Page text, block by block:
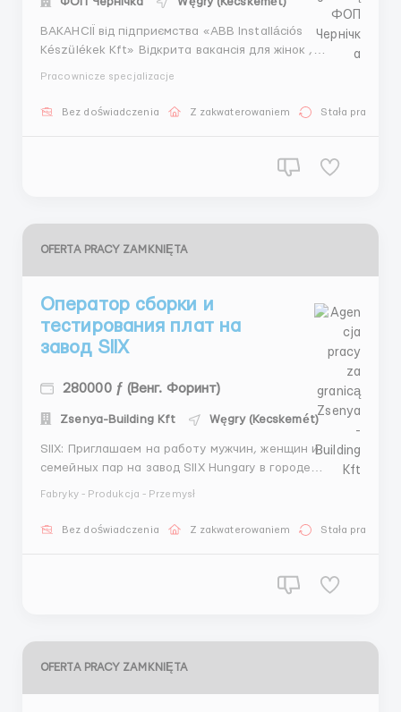
ВАКАНСІЇ від підприємства «ABB Installációs
Készülékek Kft» Відкрита вакансія для жінок ,
або 2 червня. Для працевлаштування необхідне
Pracownicze specjalizacje
Bez doświadczenia Z zakwaterowaniem Stała praca
OFERTA PRACY ZAMKNIĘTA
Оператор сборки и
тестирования плат на
завод SIIX
280000 ƒ (Венг. Форинт)
Zsenya-Building Kft Węgry (Kecskemét)
SIIX: Приглашаем на работу мужчин, женщин и
семейных пар на завод SIIX Hungary в городе
Nagykőrös от города Кечкемит 20 км. Выезд с
Работа оператором по сборке электронных плат
Fabryky - Produkcja - Przemysł
Bez doświadczenia Z zakwaterowaniem Stała praca
OFERTA PRACY ZAMKNIĘTA